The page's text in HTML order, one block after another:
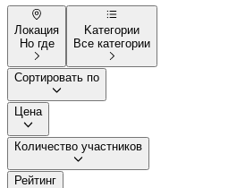
Локация
Но где
Kатегории
Все категории
Сортировать по
Цена
Количество участников
Рейтинг